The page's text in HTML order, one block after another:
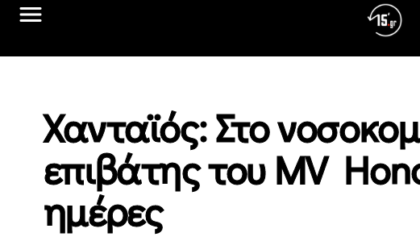
Χανταϊός: Στο
επιβάτης του MV
ημέρες